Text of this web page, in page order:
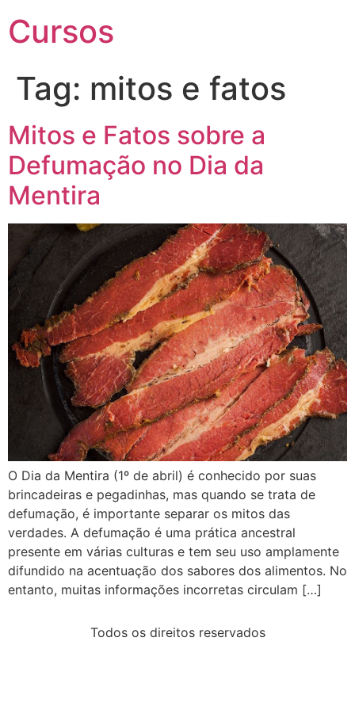
Cursos
Tag: mitos e fatos
Mitos e Fatos sobre a
Defumação no Dia da
Mentira
O Dia da Mentira (1º de abril) é conhecido por suas
brincadeiras e pegadinhas, mas quando se trata de
defumação, é importante separar os mitos das
verdades. A defumação é uma prática ancestral
presente em várias culturas e tem seu uso amplamente
difundido na acentuação dos sabores dos alimentos. No
entanto, muitas informações incorretas circulam […]
Todos os direitos reservados